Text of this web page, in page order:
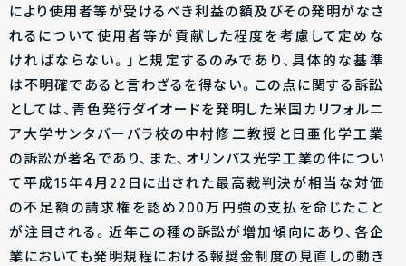
により使用者等が受けるべき利益の額及びその発明がなさ
れるについて使用者等が貢献した程度を考慮して定めな
ければならない。」と規定するのみであり、具体的な基準
は不明確であると言わざるを得ない。この点に関する訴訟
としては、青色発行ダイオードを発明した米国カリフォルニ
ア大学サンタバーバラ校の中村修二教授と日亜化学工業
の訴訟が著名であり、また、オリンパス光学工業の件につい
て平成15年4月22日に出された最高裁判決が相当な対価
の不足額の請求権を認め200万円強の支払を命じたこと
が注目される。近年この種の訴訟が増加傾向にあり、各企
業においても発明規程における報奨金制度の見直しの動き